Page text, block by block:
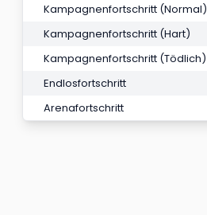
Kampagnenfortschritt (Normal)
Kampagnenfortschritt (Hart)
Kampagnenfortschritt (Tödlich)
Endlosfortschritt
Arenafortschritt